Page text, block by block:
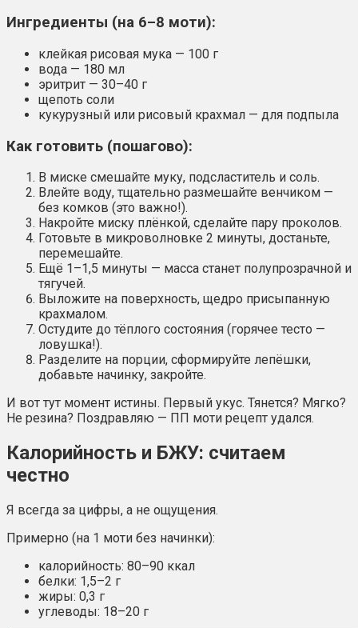
Ингредиенты (на 6–8 моти):
клейкая рисовая мука — 100 г
вода — 180 мл
эритрит — 30–40 г
щепоть соли
кукурузный или рисовый крахмал — для подпыла
Как готовить (пошагово):
В миске смешайте муку, подсластитель и соль.
Влейте воду, тщательно размешайте венчиком —
без комков (это важно!).
Накройте миску плёнкой, сделайте пару проколов.
Готовьте в микроволновке 2 минуты, достаньте,
перемешайте.
Ещё 1–1,5 минуты — масса станет полупрозрачной и
тягучей.
Выложите на поверхность, щедро присыпанную
крахмалом.
Остудите до тёплого состояния (горячее тесто —
ловушка!).
Разделите на порции, сформируйте лепёшки,
добавьте начинку, закройте.
И вот тут момент истины. Первый укус. Тянется? Мягко?
Не резина? Поздравляю — ПП моти рецепт удался.
Калорийность и БЖУ: считаем
честно
Я всегда за цифры, а не ощущения.
Примерно (на 1 моти без начинки):
калорийность: 80–90 ккал
белки: 1,5–2 г
жиры: 0,3 г
углеводы: 18–20 г